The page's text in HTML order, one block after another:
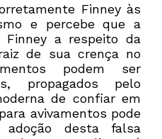
Finney às
e percebe que a
a respeito da
de sua crença no
podem ser
propagados pelo
de confiar em
avivamentos pode
desta falsa